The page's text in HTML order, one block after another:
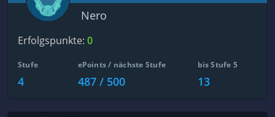
Nero
Erfolgspunkte: 0
Stufe
4
ePoints / nächste Stufe
487 / 500
bis Stufe 5
13